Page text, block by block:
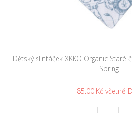
Dětský slintáček XKKO Organic Staré
Spring
85,00 Kč